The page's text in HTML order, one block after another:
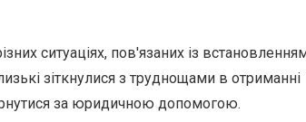
ситуаціях, пов'язаних із
зіткнулися з труднощами в отриманні
за юридичною допомогою.